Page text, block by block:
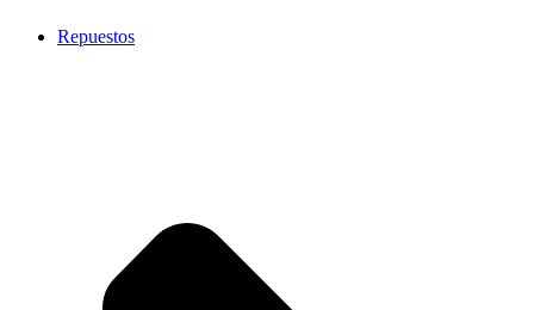
Repuestos